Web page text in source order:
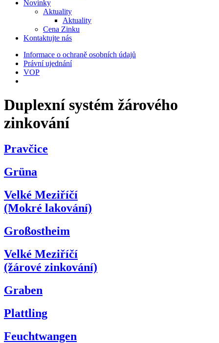
Novinky
Aktuality
Aktuality
Cena Zinku
Kontaktujte nás
Informace o ochraně osobních údajů
Právní ujednání
VOP
Duplexní systém žárového
zinkování
Pravčice
Grüna
Velké Meziříčí
(Mokré lakování)
Großostheim
Velké Meziříčí
(žárové zinkování)
Graben
Plattling
Feuchtwangen